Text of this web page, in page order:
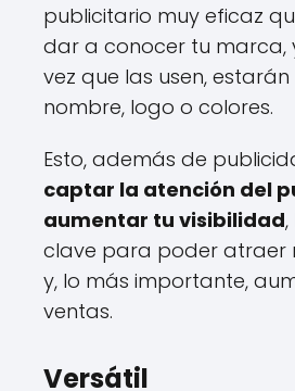
publicitario muy eficaz
dar a conocer tu marca,
vez que las usen,
nombre, logo o colores.
Esto, además de
captar la atención del
aumentar tu visibilidad
clave para poder atraer
y, lo más importante,
ventas.
Versátil